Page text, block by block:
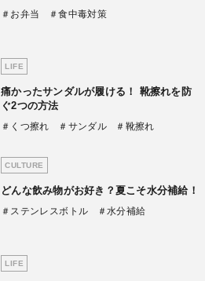
＃お弁当 ＃食中毒対策
LIFE
痛かったサンダルが履ける！ 靴擦れを防
ぐ2つの方法
＃くつ擦れ ＃サンダル ＃靴擦れ
CULTURE
どんな飲み物がお好き？夏こそ水分補給！
＃ステンレスボトル ＃水分補給
LIFE